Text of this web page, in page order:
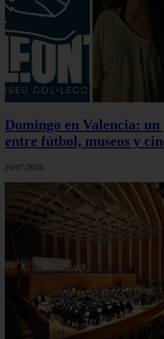
Domingo en Valencia:
entre fútbol, museos y
20/07/2026